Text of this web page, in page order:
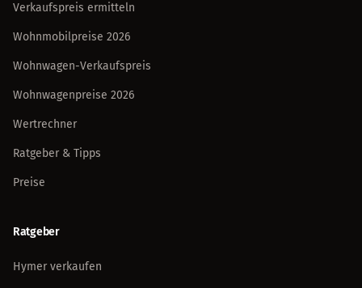
Verkaufspreis ermitteln
Wohnmobilpreise 2026
Wohnwagen-Verkaufspreis
Wohnwagenpreise 2026
Wertrechner
Ratgeber & Tipps
Preise
Ratgeber
Hymer verkaufen